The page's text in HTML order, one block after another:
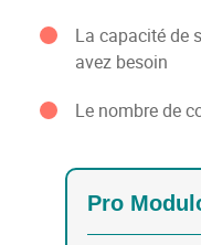
La capacité de
avez besoin
Le nombre de
Pro